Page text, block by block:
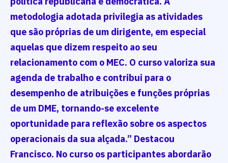
metodologia adotada privilegia as atividades
que são próprias de um dirigente, em especial
aquelas que dizem respeito ao seu
relacionamento com o MEC. O curso valoriza sua
agenda de trabalho e contribui para o
desempenho de atribuições e funções próprias
de um DME, tornando-se excelente
oportunidade para reflexão sobre os aspectos
operacionais da sua alçada.” Destacou
Francisco. No curso os participantes abordarão